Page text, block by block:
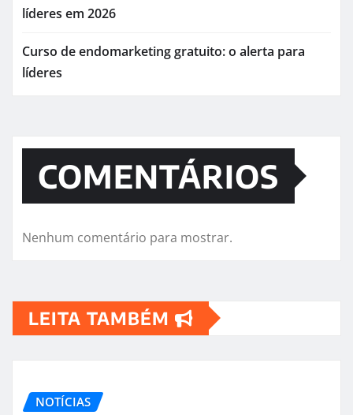
líderes em 2026
Curso de endomarketing gratuito: o alerta para
líderes
COMENTÁRIOS
Nenhum comentário para mostrar.
LEITA TAMBÉM
NOTÍCIAS